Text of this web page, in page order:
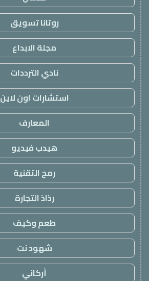
روتانا تسويق
مجلة الابداع
نادي الترددات
استشارات اون لاين
المعارف
هيدب فيديو
رمح التقنية
رذاذ التجارة
طعم وكيف
شهود نت
أركاني